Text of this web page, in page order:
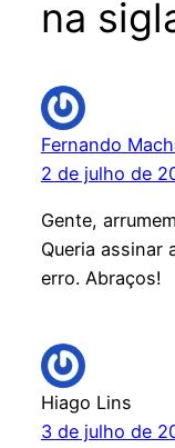
na
Fernando
2 de julho de
Gente,
Queria assinar
erro. Abraços!
Hiago Lins
3 de julho de